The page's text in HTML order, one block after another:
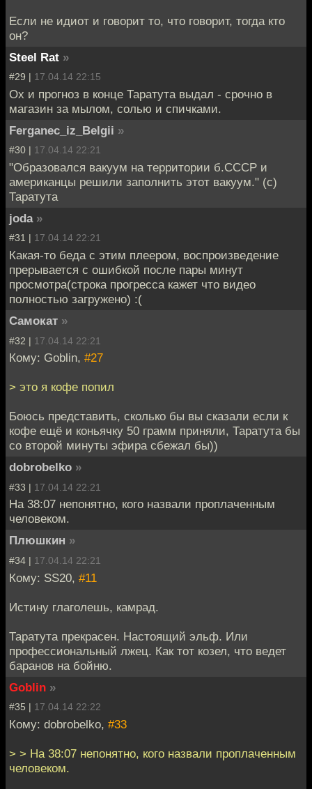
Если не идиот и говорит то, что говорит, тогда кто
он?
Steel Rat »
#29 | 17.04.14 22:15
Ох и прогноз в конце Таратута выдал - срочно в
магазин за мылом, солью и спичками.
Ferganec_iz_Belgii »
#30 | 17.04.14 22:21
"Образовался вакуум на территории б.СССР и
американцы решили заполнить этот вакуум." (с)
Таратута
joda »
#31 | 17.04.14 22:21
Какая-то беда с этим плеером, воспроизведение
прерывается с ошибкой после пары минут
просмотра(строка прогресса кажет что видео
полностью загружено) :(
Самокат »
#32 | 17.04.14 22:21
Кому: Goblin, #27
> это я кофе попил
Боюсь представить, сколько бы вы сказали если к
кофе ещё и коньячку 50 грамм приняли, Таратута бы
со второй минуты эфира сбежал бы))
dobrobelko »
#33 | 17.04.14 22:21
На 38:07 непонятно, кого назвали проплаченным
человеком.
Плюшкин »
#34 | 17.04.14 22:21
Кому: SS20, #11
Истину глаголешь, камрад.
Таратута прекрасен. Настоящий эльф. Или
профессиональный лжец. Как тот козел, что ведет
баранов на бойню.
Goblin »
#35 | 17.04.14 22:22
Кому: dobrobelko, #33
> > На 38:07 непонятно, кого назвали проплаченным
человеком.